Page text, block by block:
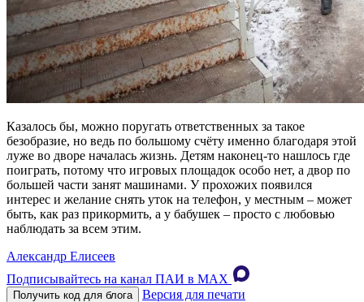
Казалось бы, можно поругать ответственных за такое
безобразие, но ведь по большому счёту именно благодаря этой
луже во дворе началась жизнь. Детям наконец-то нашлось где
поиграть, потому что игровых площадок особо нет, а двор по
большей части занят машинами. У прохожих появился
интерес и желание снять уток на телефон, у местным – может
быть, как раз прикормить, а у бабушек – просто с любовью
наблюдать за всем этим.
Александр Елисеев
Подписывайтесь на канал ПАИ в MAХ
Получить код для блога
Версия для печати